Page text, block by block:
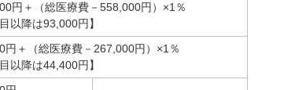
円＋（総医療費－558,000円）×1％
目以降は93,000円】
円＋（総医療費－267,000円）×1％
目以降は44,400円】